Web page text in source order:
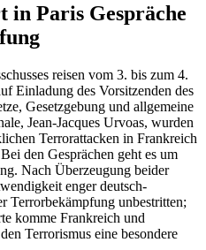
in Paris Gespräche
reisen vom 3. bis zum 4.
Einladung des Vorsitzenden des
Gesetzgebung und allgemeine
Jean-Jacques Urvoas, wurden
Terrorattacken in Frankreich
den Gesprächen geht es um
Nach Überzeugung beider
enger deutsch-
Terrorbekämpfung unbestritten;
komme Frankreich und
Terrorismus eine besondere